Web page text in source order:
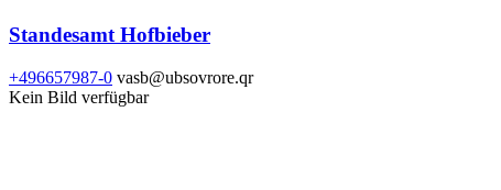
Standesamt Hofbieber
+496657987-0 vasb@ubsovrore.qr
Kein Bild verfügbar